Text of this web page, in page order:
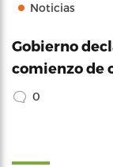
Noticias
Gobierno
comienzo de
0